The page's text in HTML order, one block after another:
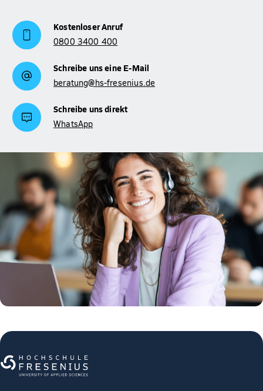
Kostenloser Anruf
0800 3400 400
Schreibe uns eine E-Mail
beratung@hs-fresenius.de
Schreibe uns direkt
WhatsApp